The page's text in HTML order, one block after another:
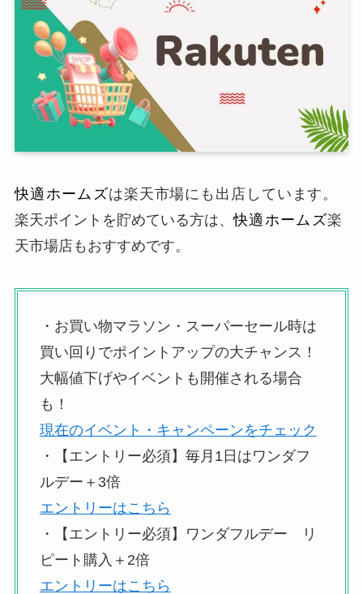
快適ホームズは楽天市場にも出店しています。
楽天ポイントを貯めている方は、快適ホームズ楽
天市場店もおすすめです。
・お買い物マラソン・スーパーセール時は
買い回りでポイントアップの大チャンス！
大幅値下げやイベントも開催される場合
も！
現在のイベント・キャンペーンをチェック
・【エントリー必須】毎月1日はワンダフ
ルデー＋3倍
エントリーはこちら
・【エントリー必須】ワンダフルデー リ
ピート購入＋2倍
エントリーはこちら